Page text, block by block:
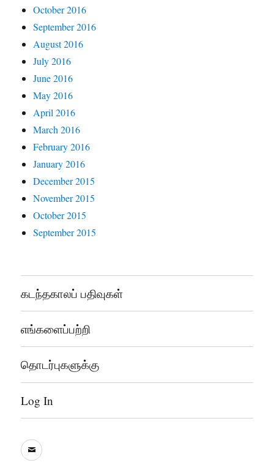
October 2016
September 2016
August 2016
July 2016
June 2016
May 2016
April 2016
March 2016
February 2016
January 2016
December 2015
November 2015
October 2015
September 2015
கடந்தகாலப் பதிவுகள்
எங்களைப்பற்றி
தொடர்புகளுக்கு
Log In
sooddram@gmail.com